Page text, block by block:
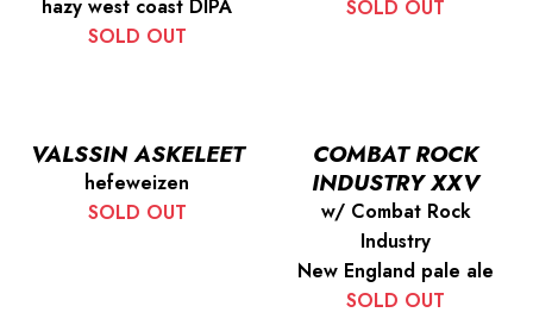
hazy west coast DIPA
SOLD OUT
SOLD OUT
VALSSIN ASKELEET
hefeweizen
SOLD OUT
COMBAT ROCK
INDUSTRY XXV
w/ Combat Rock
Industry
New England pale ale
SOLD OUT